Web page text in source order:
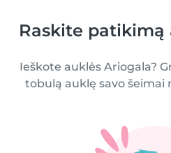
Raskite patikimą
Ieškote auklės Ariogala?
tobulą auklę savo šeimai